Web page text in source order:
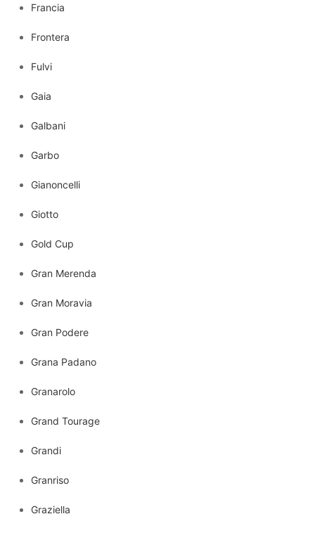
Francia
Frontera
Fulvi
Gaia
Galbani
Garbo
Gianoncelli
Giotto
Gold Cup
Gran Merenda
Gran Moravia
Gran Podere
Grana Padano
Granarolo
Grand Tourage
Grandi
Granriso
Graziella